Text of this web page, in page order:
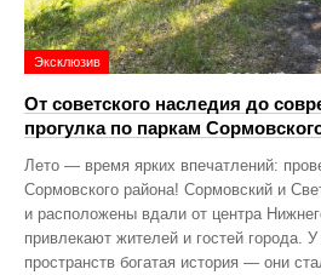
Эксклюзив
От советского наследия до
прогулка по паркам
Лето — время ярких впечатлений:
Сормовского района! Сормовский и
и расположены вдали от центра
привлекают жителей и гостей города.
пространств богатая история — они